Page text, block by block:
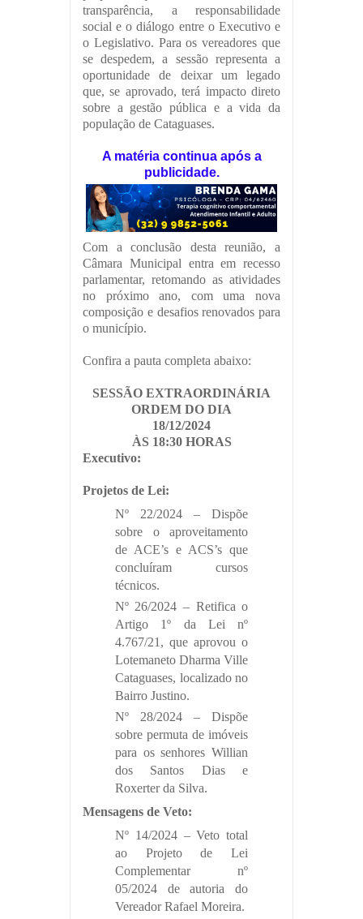
transparência, a responsabilidade
social e o diálogo entre o Executivo e
o Legislativo. Para os vereadores que
se despedem, a sessão representa a
oportunidade de deixar um legado
que, se aprovado, terá impacto direto
sobre a gestão pública e a vida da
população de Cataguases.
A matéria continua após a
publicidade.
Com a conclusão desta reunião, a
Câmara Municipal entra em recesso
parlamentar, retomando as atividades
no próximo ano, com uma nova
composição e desafios renovados para
o município.
Confira a pauta completa abaixo:
SESSÃO EXTRAORDINÁRIA
ORDEM DO DIA
18/12/2024
ÀS 18:30 HORAS
Executivo:
Projetos de Lei:
Nº 22/2024 – Dispõe
sobre o aproveitamento
de ACE’s e ACS’s que
concluíram cursos
técnicos.
Nº 26/2024 – Retifica o
Artigo 1º da Lei nº
4.767/21, que aprovou o
Lotemaneto Dharma Ville
Cataguases, localizado no
Bairro Justino.
Nº 28/2024 – Dispõe
sobre permuta de imóveis
para os senhores Willian
dos Santos Dias e
Roxerter da Silva.
Mensagens de Veto:
Nº 14/2024 – Veto total
ao Projeto de Lei
Complementar nº
05/2024 de autoria do
Vereador Rafael Moreira.